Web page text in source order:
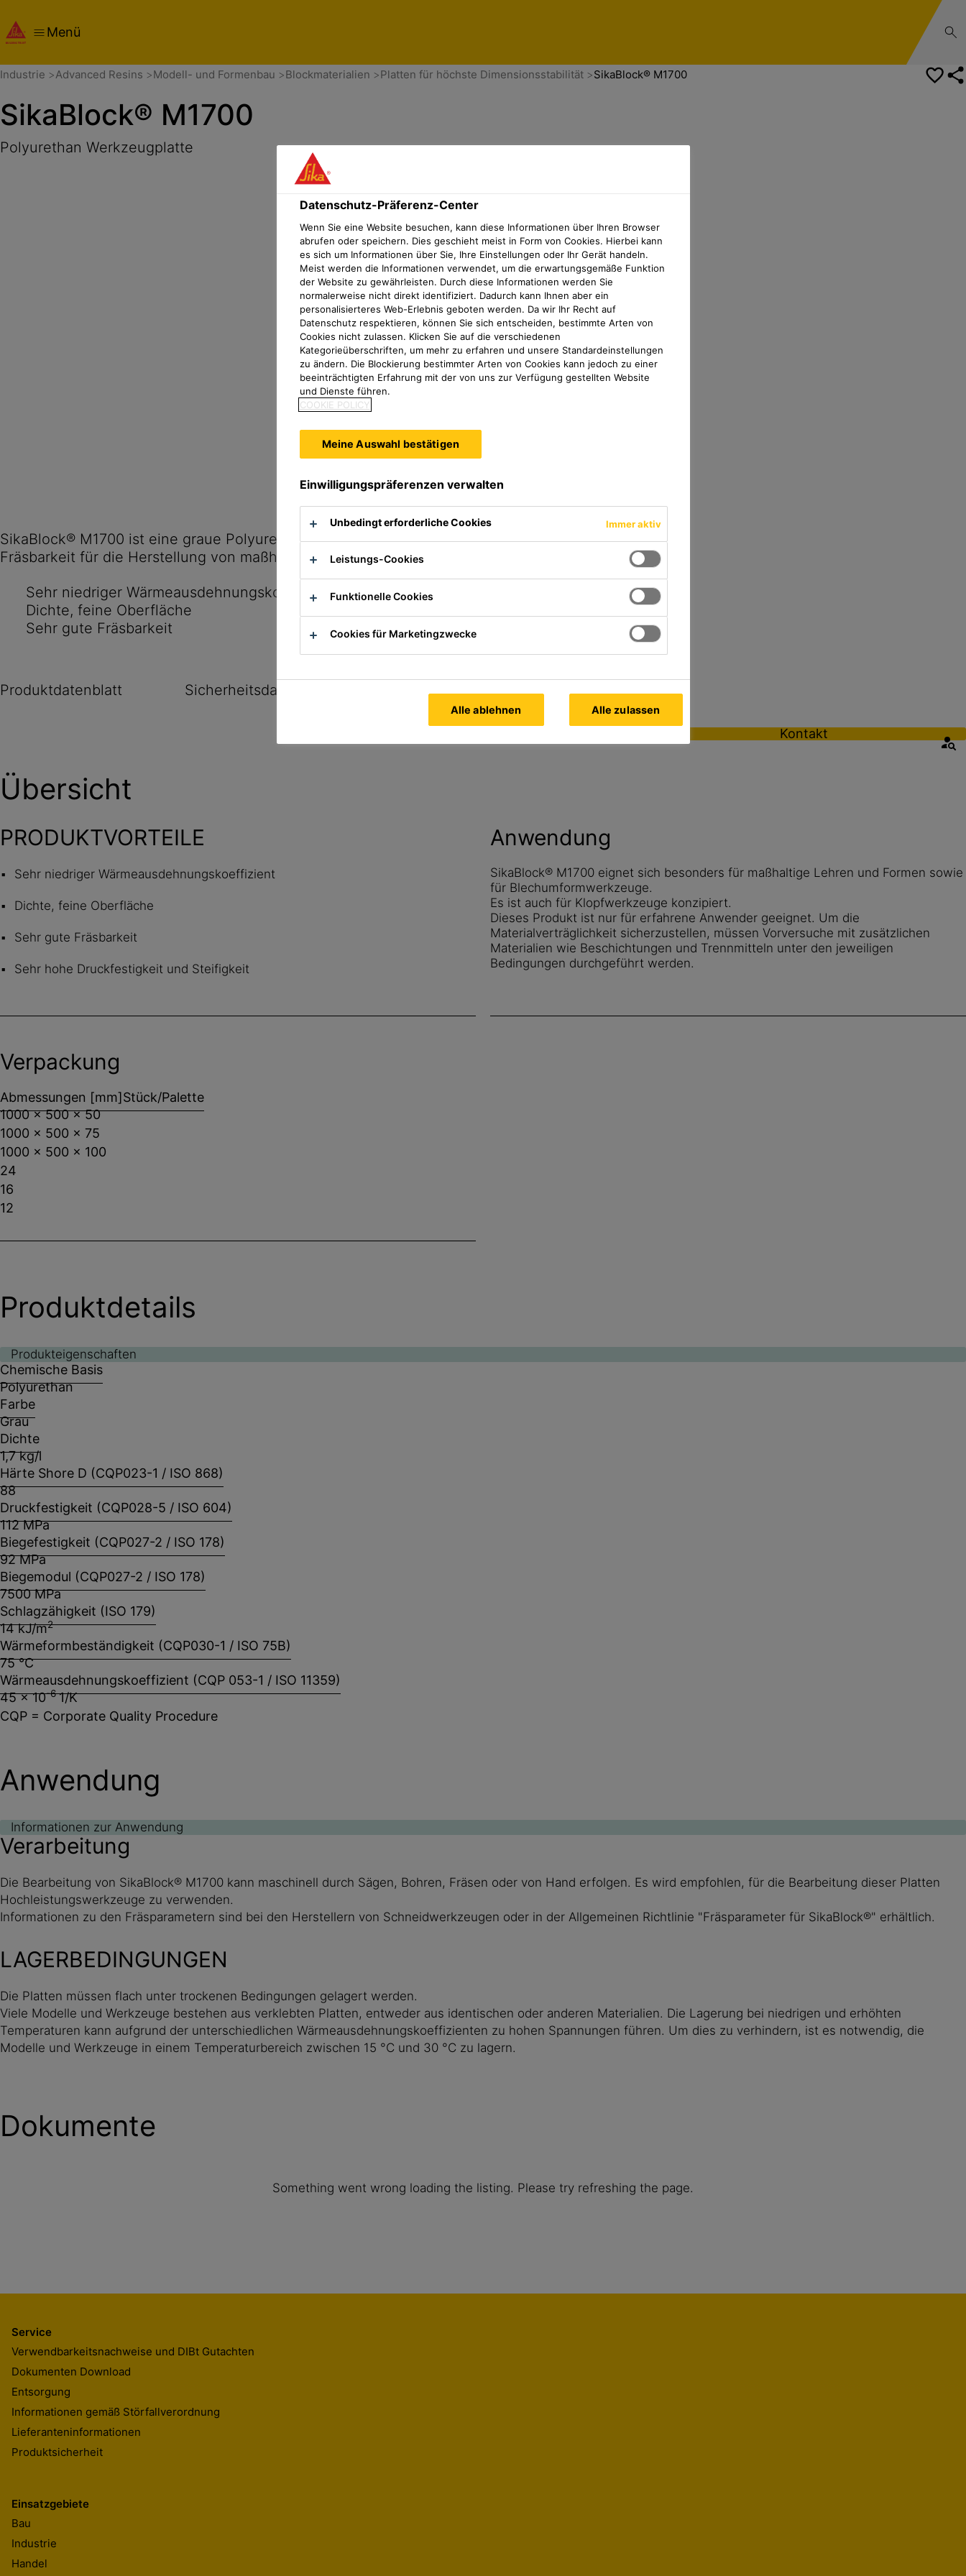
Menü
Industrie Advanced Resins Modell- und Formenbau Blockmaterialien Platten für höchste Dimensionsstabilität SikaBlock® M1700
SikaBlock® M1700
Polyurethan Werkzeugplatte
SikaBlock® M1700 ist eine graue Polyurethan Werkzeugplatte mit sehr guter
Sehr niedriger Wärmeausdehnungskoeffizient
Dichte, feine Oberfläche
Sehr gute Fräsbarkeit
Produktdatenblatt Sicherheitsdatenblatt
Alle Dokumente
Kontakt
Übersicht
PRODUKTVORTEILE
Sehr niedriger Wärmeausdehnungskoeffizient
Dichte, feine Oberfläche
Sehr gute Fräsbarkeit
Sehr hohe Druckfestigkeit und Steifigkeit
Anwendung
SikaBlock® M1700 eignet sich besonders für maßhaltige Lehren und Formen sowie
für Blechumformwerkzeuge.
Es ist auch für Klopfwerkzeuge konzipiert.
Dieses Produkt ist nur für erfahrene Anwender geeignet. Um die
Materialverträglichkeit sicherzustellen, müssen Vorversuche mit zusätzlichen
Materialien wie Beschichtungen und Trennmitteln unter den jeweiligen
Bedingungen durchgeführt werden.
Verpackung
Abmessungen [mm]Stück/Palette
1000 x 500 x 50
1000 x 500 x 75
1000 x 500 x 100
24
16
12
Produktdetails
Produkteigenschaften
Chemische Basis
Polyurethan
Farbe
Grau
Dichte
1,7 kg/l
Härte Shore D (CQP023-1 / ISO 868)
88
Druckfestigkeit (CQP028-5 / ISO 604)
112 MPa
Biegefestigkeit (CQP027-2 / ISO 178)
92 MPa
Biegemodul (CQP027-2 / ISO 178)
7500 MPa
Schlagzähigkeit (ISO 179)
14 kJ/m2
Wärmeformbeständigkeit (CQP030-1 / ISO 75B)
75 °C
Wärmeausdehnungskoeffizient (CQP 053-1 / ISO 11359)
45 x 10-61/K
CQP = Corporate Quality Procedure
Anwendung
Informationen zur Anwendung
Verarbeitung
Die Bearbeitung von SikaBlock® M1700 kann maschinell durch Sägen, Bohren, Fräsen oder von Hand erfolgen. Es wird empfohlen, für die Bearbeitung dieser Platten
Hochleistungswerkzeuge zu verwenden.
Informationen zu den Fräsparametern sind bei den Herstellern von Schneidwerkzeugen oder in der Allgemeinen Richtlinie "Fräsparameter für SikaBlock®" erhältlich.
LAGERBEDINGUNGEN
Die Platten müssen flach unter trockenen Bedingungen gelagert werden.
Viele Modelle und Werkzeuge bestehen aus verklebten Platten, entweder aus identischen oder anderen Materialien. Die Lagerung bei niedrigen und erhöhten
Temperaturen kann aufgrund der unterschiedlichen Wärmeausdehnungskoeffizienten zu hohen Spannungen führen. Um dies zu verhindern, ist es notwendig, die
Modelle und Werkzeuge in einem Temperaturbereich zwischen 15 °C und 30 °C zu lagern.
Dokumente
Something went wrong loading the listing. Please try refreshing the page.
Service
Verwendbarkeitsnachweise und DIBt Gutachten
Dokumenten Download
Entsorgung
Informationen gemäß Störfallverordnung
Lieferanteninformationen
Produktsicherheit
Einsatzgebiete
Bau
Industrie
Handel
Datenschutz-Präferenz-Center
Wenn Sie eine Website besuchen, kann diese Informationen über Ihren Browser
abrufen oder speichern. Dies geschieht meist in Form von Cookies. Hierbei kann
es sich um Informationen über Sie, Ihre Einstellungen oder Ihr Gerät handeln.
Meist werden die Informationen verwendet, um die erwartungsgemäße Funktion
der Website zu gewährleisten. Durch diese Informationen werden Sie
normalerweise nicht direkt identifiziert. Dadurch kann Ihnen aber ein
personalisierteres Web-Erlebnis geboten werden. Da wir Ihr Recht auf
Datenschutz respektieren, können Sie sich entscheiden, bestimmte Arten von
Cookies nicht zulassen. Klicken Sie auf die verschiedenen
Kategorieüberschriften, um mehr zu erfahren und unsere Standardeinstellungen
zu ändern. Die Blockierung bestimmter Arten von Cookies kann jedoch zu einer
beeinträchtigten Erfahrung mit der von uns zur Verfügung gestellten Website
und Dienste führen.
COOKIE POLICY
Meine Auswahl bestätigen
Einwilligungspräferenzen verwalten
Unbedingt erforderliche Cookies Immer aktiv
Leistungs-Cookies
Funktionelle Cookies
Cookies für Marketingzwecke
Alle ablehnen Alle zulassen